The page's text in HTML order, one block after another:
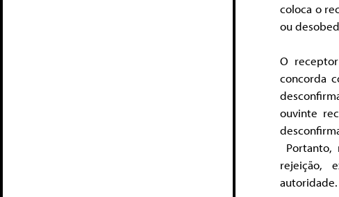
coloca o
ou
O
concorda
ouvinte
rejeição,
autoridade.